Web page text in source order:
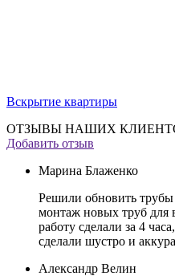
Вскрытие квартиры
ОТЗЫВЫ НАШИХ
Добавить отзыв
Марина Блаженко
Решили обновить трубы
монтаж новых труб для
работу сделали за 4
сделали шустро и
Александр Велин